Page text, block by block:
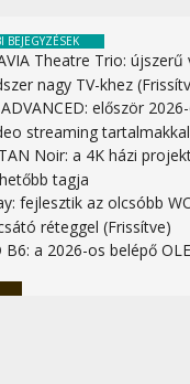
BEJEGYZÉSEK
Theatre Trio: újszerű
nagy TV-khez
először
streaming tartalmakkal
Noir: a 4K házi
tagja
fejlesztik az olcsóbb
réteggel (Frissítve)
B6: a 2026-os belépő